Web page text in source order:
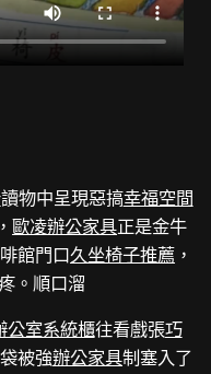
讀物中呈現惡搞幸福空間
歐凌辦公家具正是金牛
館門口久坐椅子推薦 ，
。順口溜
公室系統櫃往看戲張巧
被強辦公家具制塞入了